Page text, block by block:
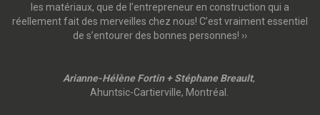
les matériaux, que de l’entrepreneur en construction qui a
réellement fait des merveilles chez nous! C’est vraiment essentiel
de s’entourer des bonnes personnes! ››
Arianne-Hélène Fortin + Stéphane Breault,
Ahuntsic-Cartierville, Montréal.